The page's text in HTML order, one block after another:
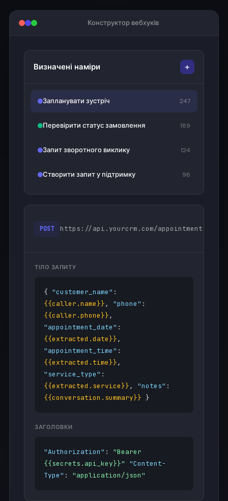
Конструктор вебхуків
Визначені наміри +
Запланувати зустріч 247
Перевірити статус замовлення 189
Запит зворотного виклику 124
Створити запит у підтримку 98
POST https://api.yourcrm.com/appointments
ТІЛО ЗАПИТУ
{ "customer_name" :
{{caller.name}}, "phone" :
{{caller.phone}},
"appointment_date" :
{{extracted.date}},
"appointment_time" :
{{extracted.time}},
"service_type" :
{{extracted.service}}, "notes" :
{{conversation.summary}} }
ЗАГОЛОВКИ
"Authorization" : "Bearer
{{secrets.api_key}}"
"Content-
Type" : "application/json"